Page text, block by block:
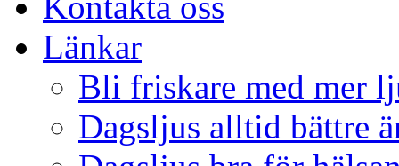
Länkar
Bli friskare med mer
Dagsljus alltid bättre